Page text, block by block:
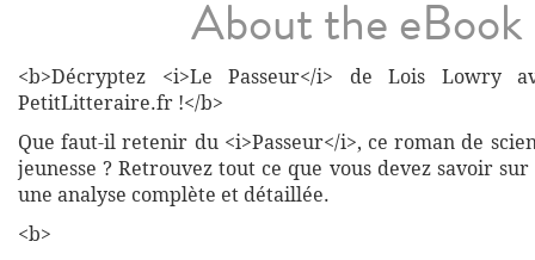
About the eBook
<b>Décryptez <i>Le Passeur</i> de Lois Lowry
PetitLitteraire.fr !</b>
Que faut-il retenir du <i>Passeur</i>, ce roman de
jeunesse ? Retrouvez tout ce que vous devez savoir
une analyse complète et détaillée.
<b>